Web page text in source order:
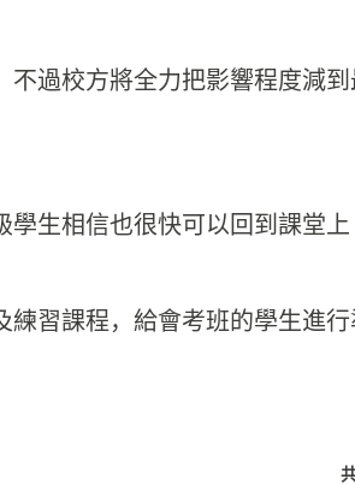
不過校方將全力把影響程度減
學生相信也很快可以回到課堂上
習課程， 給會考班的學生進